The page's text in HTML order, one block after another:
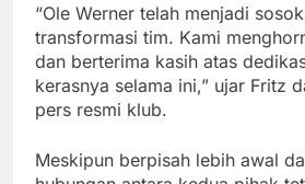
“Ole Werner telah menjadi
transformasi tim. Kami
dan berterima kasih atas
kerasnya selama ini,” ujar Fritz
pers resmi klub.
Meskipun berpisah lebih awal